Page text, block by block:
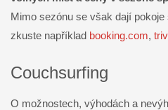
Mimo sezónu se však dají
zkuste například booking.com,
Couchsurfing
O možnostech, výhodách a